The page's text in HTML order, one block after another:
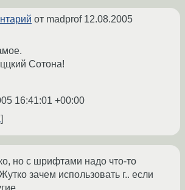
от madprof 12.08.2005
Сотона!
16:41:01 +00:00
но с шрифтами надо что-то
зачем использовать г.. если